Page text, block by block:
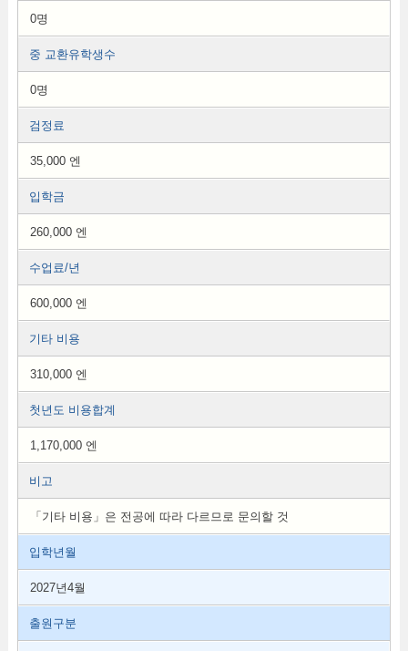
0명
중 교환유학생수
0명
검정료
35,000 엔
입학금
260,000 엔
수업료/년
600,000 엔
기타 비용
310,000 엔
첫년도 비용합계
1,170,000 엔
비고
「기타 비용」은 전공에 따라 다르므로 문의할 것
입학년월
2027년4월
출원구분